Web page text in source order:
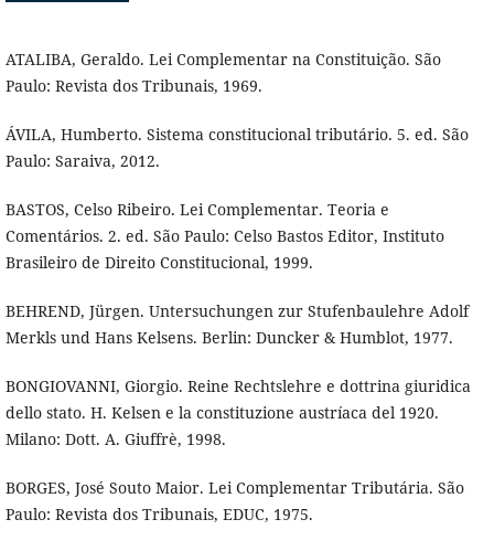
ATALIBA, Geraldo. Lei Complementar na Constituição. São
Paulo: Revista dos Tribunais, 1969.
ÁVILA, Humberto. Sistema constitucional tributário. 5. ed. São
Paulo: Saraiva, 2012.
BASTOS, Celso Ribeiro. Lei Complementar. Teoria e
Comentários. 2. ed. São Paulo: Celso Bastos Editor, Instituto
Brasileiro de Direito Constitucional, 1999.
BEHREND, Jürgen. Untersuchungen zur Stufenbaulehre Adolf
Merkls und Hans Kelsens. Berlin: Duncker & Humblot, 1977.
BONGIOVANNI, Giorgio. Reine Rechtslehre e dottrina giuridica
dello stato. H. Kelsen e la constituzione austríaca del 1920.
Milano: Dott. A. Giuffrè, 1998.
BORGES, José Souto Maior. Lei Complementar Tributária. São
Paulo: Revista dos Tribunais, EDUC, 1975.